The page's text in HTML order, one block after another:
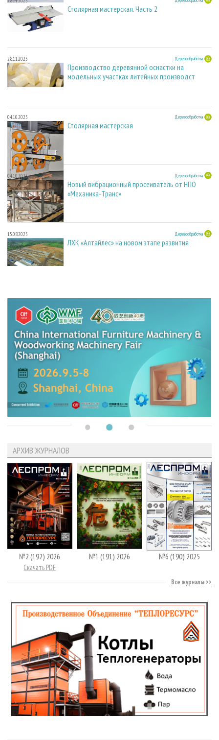
Столярная мастерская. Часть 2
28.11.2025 Деревообработка
Производство деревянной оснастки на
модельных участках литейных производст
04.10.2025 Деревообработка
Столярная мастерская
04.10.2025 Деревообработка
Новый вибрационный просеиватель от НПО
«Механика-Транс»
15.08.2025 Деревообработка
ЛХК «Алтайлес» на новом этапе развития
АРХИВ ЖУРНАЛОВ
№2 (192) 2026
Скачать PDF
№1 (191) 2026 №6 (190) 2025
Все журналы